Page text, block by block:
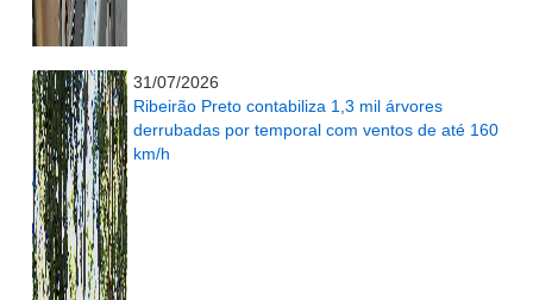
31/07/2026
Ribeirão Preto contabiliza 1,3 mil árvores
derrubadas por temporal com ventos de até 160
km/h